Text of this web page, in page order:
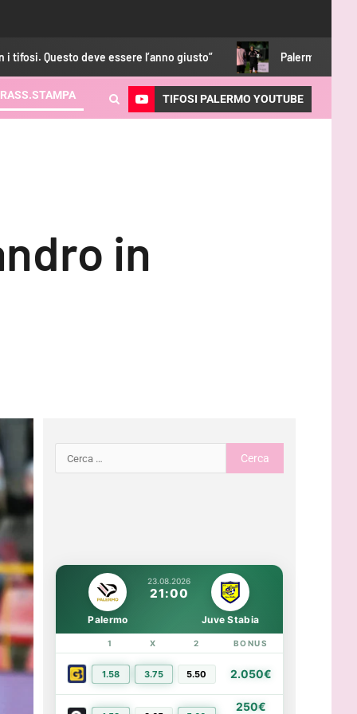
essere l’anno giusto” Palermo-Melbourne,
RASS.STAMPA TIFOSI PALERMO YOUTUBE
in
23.08.2026
21:00
Palermo Juve Stabia
1 X 2 BONUS
1.58 3.75 5.50 2.050€
250€